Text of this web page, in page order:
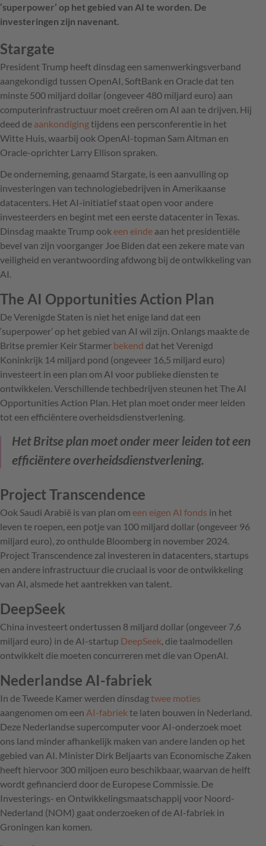
‘superpower’ op het gebied van AI te worden. De
investeringen zijn navenant.
Stargate
President Trump heeft dinsdag een samenwerkingsverband
aangekondigd tussen OpenAI, SoftBank en Oracle dat ten
minste 500 miljard dollar (ongeveer 480 miljard euro) aan
computerinfrastructuur moet creëren om AI aan te drijven. Hij
deed de aankondigingtijdens een persconferentie in het
Witte Huis, waarbij ook OpenAI-topman Sam Altman en
Oracle-oprichter Larry Ellison spraken.
De onderneming, genaamd Stargate, is een aanvulling op
investeringen van technologiebedrijven in Amerikaanse
datacenters. Het AI-initiatief staat open voor andere
investeerders en begint met een eerste datacenter in Texas.
Dinsdag maakte Trump ookeen einde aan het presidentiële
bevel van zijn voorganger Joe Biden dat een zekere mate van
veiligheid en verantwoording afdwong bij de ontwikkeling van
AI.
The AI Opportunities Action Plan
De Verenigde Staten is niet het enige land dat een
‘superpower’ op het gebied van AI wil zijn. Onlangs maakte de
Britse premier Keir Starmer bekend dat het Verenigd
Koninkrijk 14 miljard pond (ongeveer 16,5 miljard euro)
investeert in een plan om AI voor publieke diensten te
ontwikkelen. Verschillende techbedrijven steunen het The AI
Opportunities Action Plan. Het plan moet onder meer leiden
tot een efficiëntere overheidsdienstverlening.
Het Britse plan moet onder meer leiden tot een
efficiëntere overheidsdienstverlening.
Project Transcendence
Ook Saudi Arabië is van plan om een eigen AI fonds in het
leven te roepen, een potje van 100 miljard dollar (ongeveer 96
miljard euro), zo onthulde Bloomberg in november 2024.
Project Transcendence zal investeren in datacenters, startups
en andere infrastructuur die cruciaal is voor de ontwikkeling
van AI, alsmede het aantrekken van talent.
DeepSeek
China investeert ondertussen 8 miljard dollar (ongeveer 7,6
miljard euro) in de AI-startup DeepSeek , die taalmodellen
ontwikkelt die moeten concurreren met die van OpenAI.
Nederlandse AI-fabriek
In de Tweede Kamer werden dinsdagtwee moties
aangenomen om een AI-fabriekte laten bouwen in Nederland.
Deze Nederlandse supercomputer voor AI-onderzoek moet
ons land minder afhankelijk maken van andere landen op het
gebied van AI. Minister Dirk Beljaarts van Economische Zaken
heeft hiervoor 300 miljoen euro beschikbaar, waarvan de helft
wordt gefinancierd door de Europese Commissie. De
Investerings- en Ontwikkelingsmaatschappij voor Noord-
Nederland (NOM) gaat onderzoeken of de AI-fabriek in
Groningen kan komen.